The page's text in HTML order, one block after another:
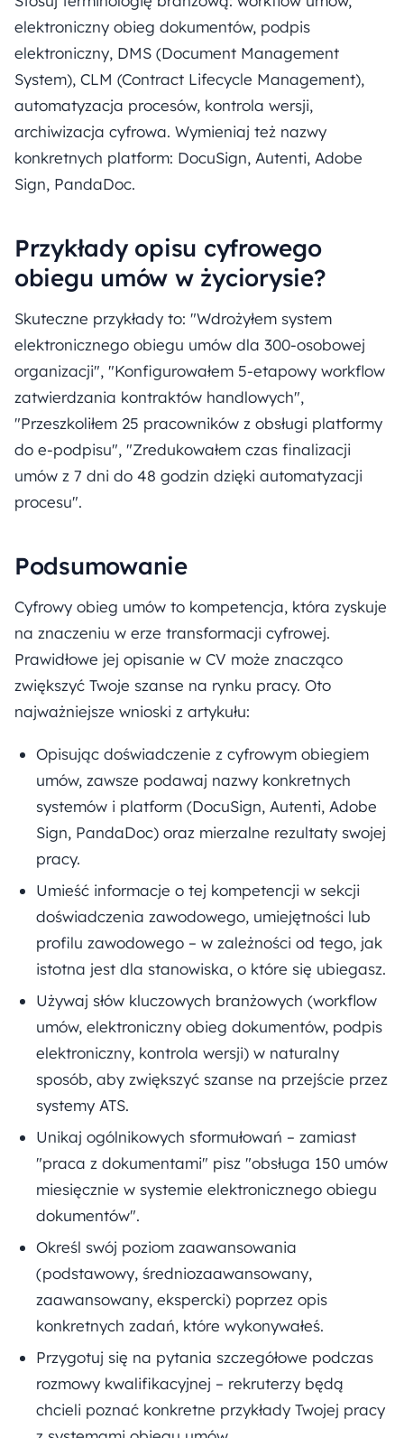
elektroniczny obieg dokumentów, podpis
elektroniczny, DMS (Document Management
System), CLM (Contract Lifecycle Management),
automatyzacja procesów, kontrola wersji,
archiwizacja cyfrowa. Wymieniaj też nazwy
konkretnych platform: DocuSign, Autenti, Adobe
Sign, PandaDoc.
Przykłady opisu cyfrowego
obiegu umów w życiorysie?
Skuteczne przykłady to: "Wdrożyłem system
elektronicznego obiegu umów dla 300-osobowej
organizacji", "Konfigurowałem 5-etapowy workflow
zatwierdzania kontraktów handlowych",
"Przeszkoliłem 25 pracowników z obsługi platformy
do e-podpisu", "Zredukowałem czas finalizacji
umów z 7 dni do 48 godzin dzięki automatyzacji
procesu".
Podsumowanie
Cyfrowy obieg umów to kompetencja, która zyskuje
na znaczeniu w erze transformacji cyfrowej.
Prawidłowe jej opisanie w CV może znacząco
zwiększyć Twoje szanse na rynku pracy. Oto
najważniejsze wnioski z artykułu:
Opisując doświadczenie z cyfrowym obiegiem
umów, zawsze podawaj nazwy konkretnych
systemów i platform (DocuSign, Autenti, Adobe
Sign, PandaDoc) oraz mierzalne rezultaty swojej
pracy.
Umieść informacje o tej kompetencji w sekcji
doświadczenia zawodowego, umiejętności lub
profilu zawodowego – w zależności od tego, jak
istotna jest dla stanowiska, o które się ubiegasz.
Używaj słów kluczowych branżowych (workflow
umów, elektroniczny obieg dokumentów, podpis
elektroniczny, kontrola wersji) w naturalny
sposób, aby zwiększyć szanse na przejście przez
systemy ATS.
Unikaj ogólnikowych sformułowań – zamiast
"praca z dokumentami" pisz "obsługa 150 umów
miesięcznie w systemie elektronicznego obiegu
dokumentów".
Określ swój poziom zaawansowania
(podstawowy, średniozaawansowany,
zaawansowany, ekspercki) poprzez opis
konkretnych zadań, które wykonywałeś.
Przygotuj się na pytania szczegółowe podczas
rozmowy kwalifikacyjnej – rekruterzy będą
chcieli poznać konkretne przykłady Twojej pracy